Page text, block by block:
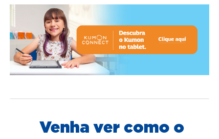
Venha ver como o